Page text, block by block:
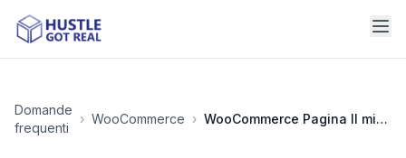
Domande
frequenti
› WooCommerce › WooCommerce Pagina Il mio account interrotta: perché i clienti non possono accedere o visualizzare gli ordini?